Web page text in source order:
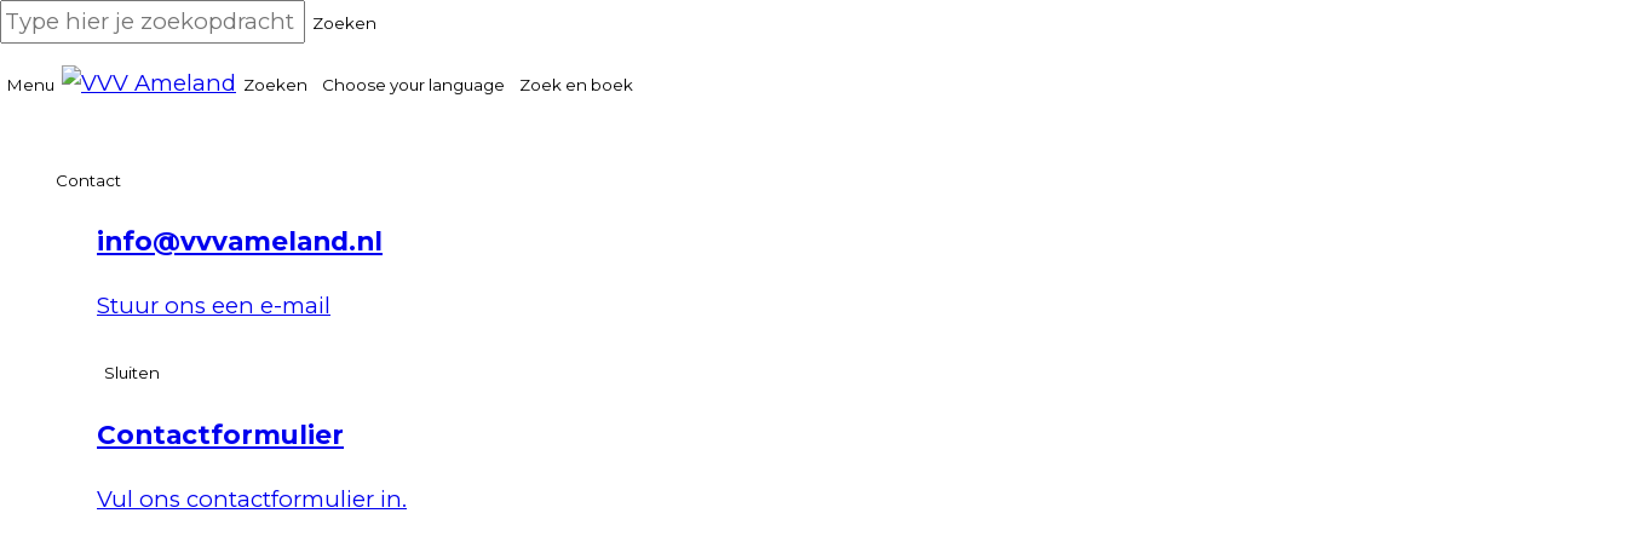
Zoeken
Menu Zoeken Choose your language Zoek en boek
Contact
info@vvvameland.nl
Stuur ons een e-mail
Sluiten
Contactformulier
Vul ons contactformulier in.